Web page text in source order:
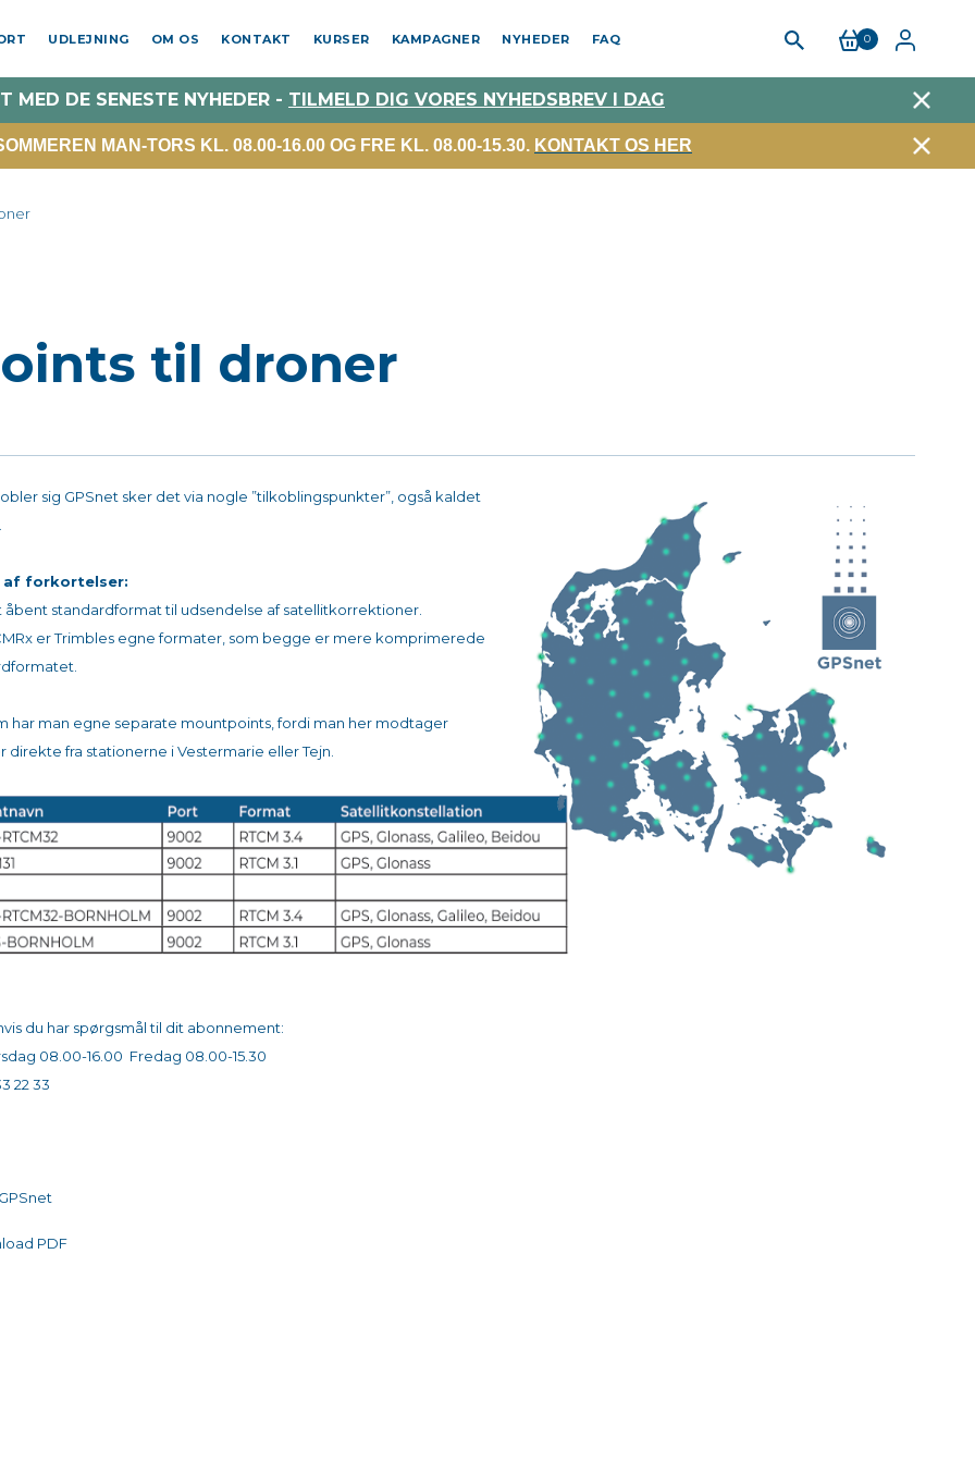
UDLEJNING OM OS KONTAKT KURSER KAMPAGNER NYHEDER FAQ 0
MED DE SENESTE NYHEDER - TILMELD DIG VORES NYHEDSBREV I DAG
MAN-TORS KL. 08.00-16.00 OG FRE KL. 08.00-15.30. KONTAKT OS HER
til droner
sig GPSnet sker det via nogle ”tilkoblingspunkter”, også kaldet
af forkortelser:
åbent standardformat til udsendelse af satellitkorrektioner.
er Trimbles egne formater, som begge er mere komprimerede
har man egne separate mountpoints, fordi man her modtager
direkte fra stationerne i Vestermarie eller Tejn.
du har spørgsmål til dit abonnement:
08.00-16.00 Fredag 08.00-15.30
22 33
PDF